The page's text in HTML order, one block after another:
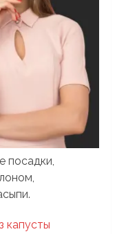
посадки,
капусты